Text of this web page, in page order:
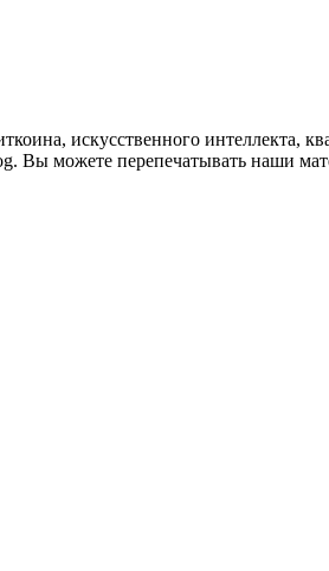
искусственного интеллекта,
Вы можете перепечатывать наши